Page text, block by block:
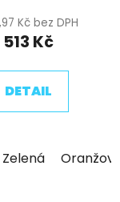
Kč bez DPH
513 Kč
DETAIL
Zelená